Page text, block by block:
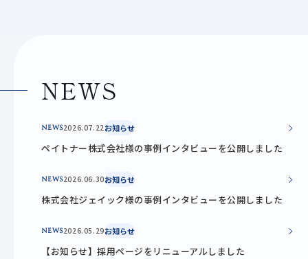
NEWS
NEWS2026.07.22お知らせ
ペイトナー株式会社様の事例インタビューを公開しました
NEWS2026.06.30お知らせ
株式会社ジェイック様の事例インタビューを公開しました
NEWS2026.05.29お知らせ
【お知らせ】採用ページをリニューアルしました